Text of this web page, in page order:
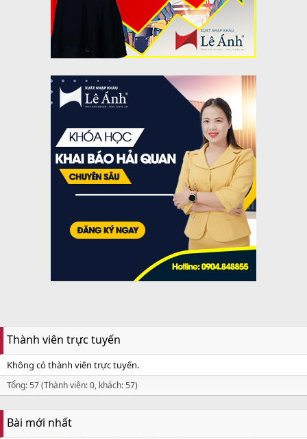
Thành viên trực tuyến
Không có thành viên trực tuyến.
Tổng: 57 (Thành viên: 0, khách: 57)
Bài mới nhất